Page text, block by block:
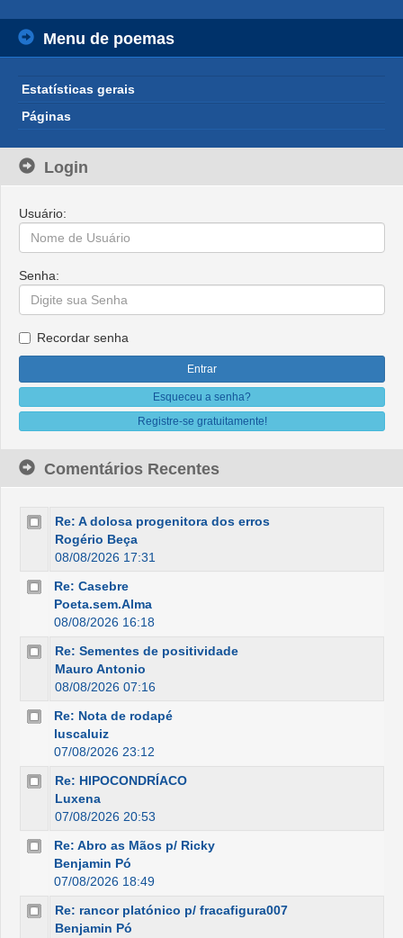
Menu de poemas
Estatísticas gerais
Páginas
Login
Usuário:
Senha:
Recordar senha
Esqueceu a senha?
Registre-se gratuitamente!
Comentários Recentes
Re: A dolosa progenitora dos erros
Rogério Beça
08/08/2026 17:31
Re: Casebre
Poeta.sem.Alma
08/08/2026 16:18
Re: Sementes de positividade
Mauro Antonio
08/08/2026 07:16
Re: Nota de rodapé
luscaluiz
07/08/2026 23:12
Re: HIPOCONDRÍACO
Luxena
07/08/2026 20:53
Re: Abro as Mãos p/ Ricky
Benjamin Pó
07/08/2026 18:49
Re: rancor platónico p/ fracafigura007
Benjamin Pó